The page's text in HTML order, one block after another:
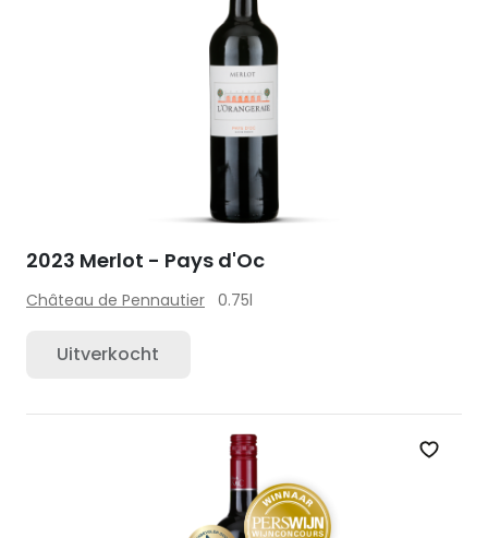
2023 Merlot - Pays d'Oc
Château de Pennautier 0.75l
Uitverkocht
Zet